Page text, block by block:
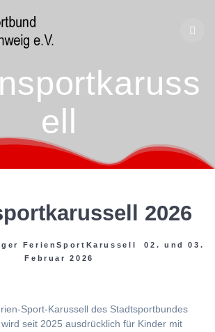
ell
2026
FerienSportKarussell 02. und 03.
Februar 2026
Sport-Karussell des Stadtsportbundes
seit 2025 ausdrücklich für Kinder mit